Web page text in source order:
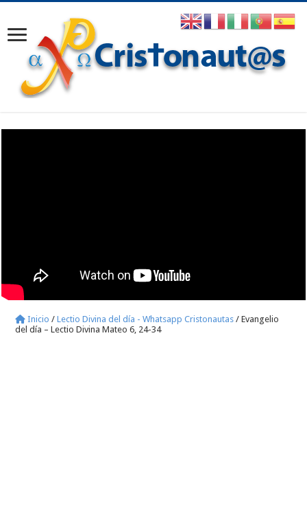
Inicio / Lectio Divina del día - Whatsapp Cristonautas / Evangelio
del día – Lectio Divina Mateo 6, 24-34